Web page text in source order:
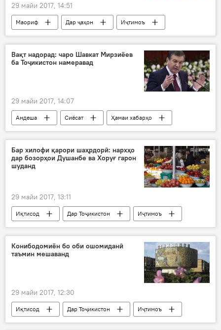
29 майи 2017, 14:51
Маориф Дар ҷаҳон
Иҷтимоъ
Ҳамаи хабарҳо
Олмон
ДМТ
бурсияҳо
таҳсили ройгон
Дар Тоҷикистон
Вақт надорад: чаро Шавкат Мирзиёев
ба Тоҷикистон намеравад
29 майи 2017, 14:07
Андеша Сиёсат
Ҳамаи хабарҳо
Ӯзбекистон
Андрей Грозин
Дар Тоҷикистон
Бар хилофи қарори шаҳрдорӣ: нархҳо
дар бозорҳои Душанбе ва Хоруғ гарон
шуданд
29 майи 2017, 13:11
Иқтисод Дар Тоҷикистон
Иҷтимоъ
Ҳамаи хабарҳо
Душанбе
ВМКБ
болоравии нарху наво
помидор 23 сомонӣ
Моҳи мубораки Рамазон - 2017
Конибодомиён бо оби ошомиданӣ
таъмин мешаванд
29 майи 2017, 12:30
Иқтисод Дар Тоҷикистон
Иҷтимоъ
Ҳамаи хабарҳо
ТоҷикТА
обрасонӣ